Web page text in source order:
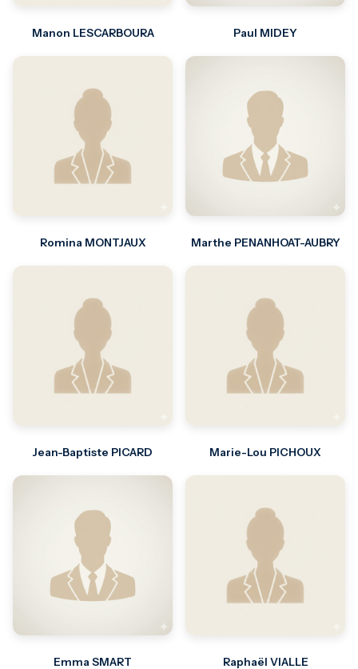
Manon LESCARBOURA Paul MIDEY
Romina MONTJAUX Marthe PENANHOAT-AUBRY
Jean-Baptiste PICARD Marie-Lou PICHOUX
Emma SMART Raphaël VIALLE